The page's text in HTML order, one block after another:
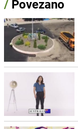
/ Povezano